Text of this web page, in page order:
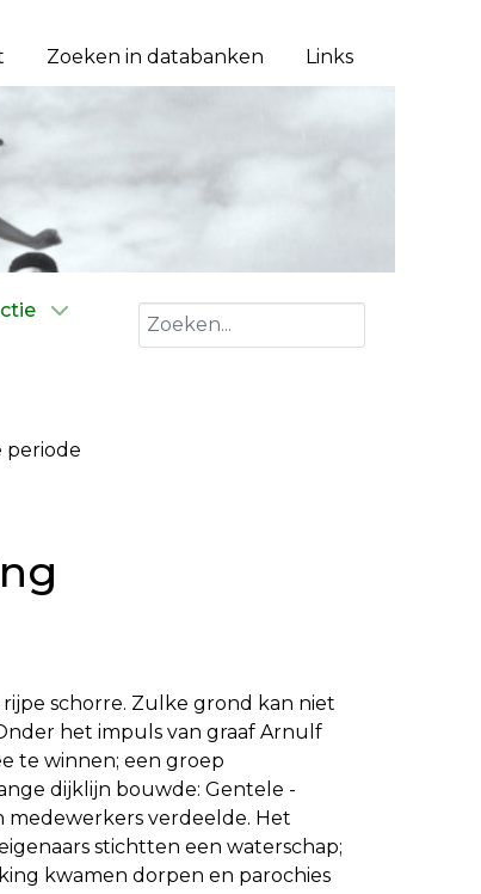
Zoeken in databanken Links
Zoeken
periode
schorre. Zulke grond kan niet
het impuls van graaf Arnulf
te winnen; een groep
dijklijn bouwde: Gentele -
medewerkers verdeelde. Het
stichtten een waterschap;
kwamen dorpen en parochies